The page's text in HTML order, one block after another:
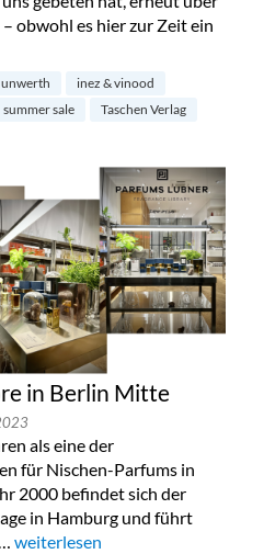
obwohl es hier zur Zeit ein
TASCHEN Verlags“
inez & vinood
summer sale Taschen Verlag
in Berlin Mitte
als eine der
für Nischen-Parfums in
2000 befindet sich der
in Hamburg und führt
„Lubner Pop Up Store in Berlin
weiterlesen